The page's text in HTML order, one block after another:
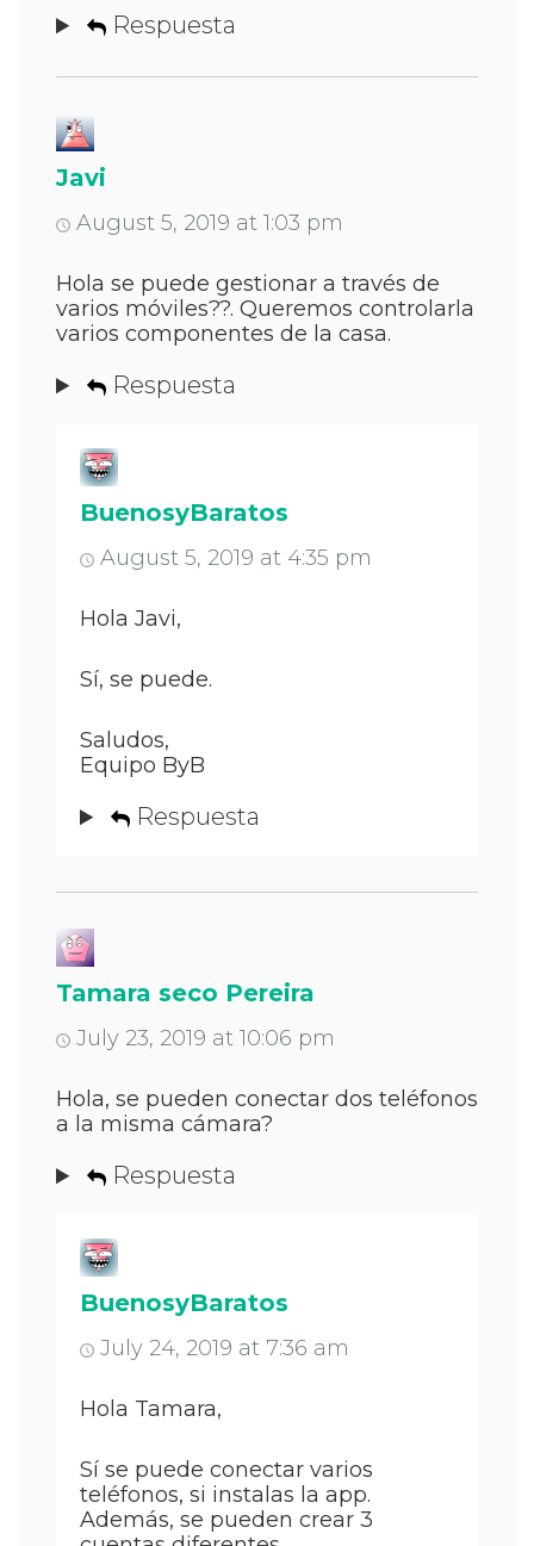
Respuesta
Javi
August 5, 2019 at 1:03 pm
Hola se puede gestionar a través de
varios móviles??. Queremos controlarla
varios componentes de la casa.
Respuesta
BuenosyBaratos
August 5, 2019 at 4:35 pm
Hola Javi,
Sí, se puede.
Saludos,
Equipo ByB
Respuesta
Tamara seco Pereira
July 23, 2019 at 10:06 pm
Hola, se pueden conectar dos teléfonos
a la misma cámara?
Respuesta
BuenosyBaratos
July 24, 2019 at 7:36 am
Hola Tamara,
Sí se puede conectar varios
teléfonos, si instalas la app.
Además, se pueden crear 3